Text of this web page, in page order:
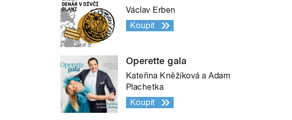
Václav Erben
Koupit
Operette gala
Kateřina Kněžíková a Adam
Plachetka
Koupit